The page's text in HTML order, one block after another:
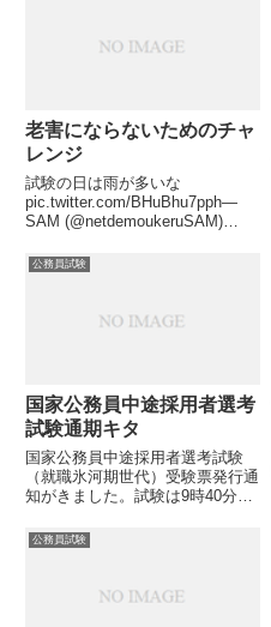
老害にならないためのチャ
レンジ
試験の日は雨が多いな
pic.twitter.com/BHuBhu7pph—
SAM (@netdemoukeruSAM)
月１７日の東京都Ⅰ類B(事務)の
公務員試験
国家公務員中途採用者選考
試験通期キタ
国家公務員中途採用者選考試験
（就職氷河期世代）受験票発行通
知がきました。試験は9時40分か
す。時間的に短いですね。特別区
の試験の時は、一日がかりでした
会場は吉祥寺の成蹊大学なので
公務員試験